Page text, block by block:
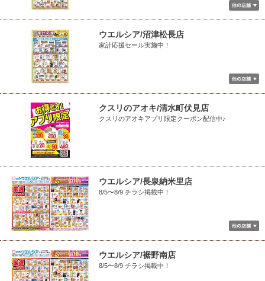
ウエルシア/沼津松長店
家計応援セール実施中！
クスリのアオキ/清水町伏見店
クスリのアオキアプリ限定クーポン配信中♪
ウエルシア/長泉納米里店
8/5〜8/9 チラシ掲載中！
ウエルシア/裾野南店
8/5〜8/9 チラシ掲載中！